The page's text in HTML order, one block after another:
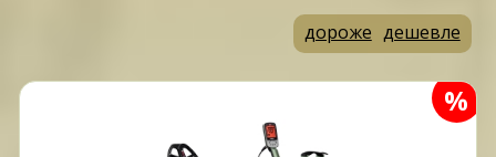
дороже дешевле
%